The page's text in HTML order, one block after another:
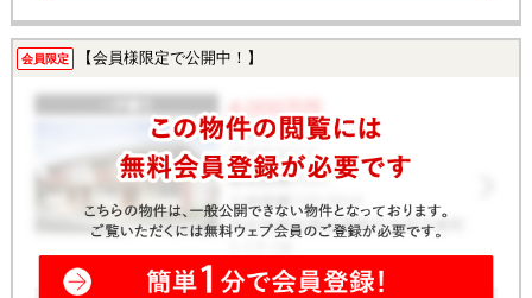
会員限定 【会員様限定で公開中！】